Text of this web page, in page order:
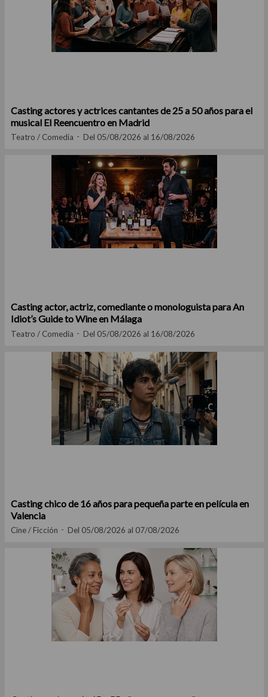
Casting actores y actrices cantantes de 25 a 50 años para el
musical El Reencuentro en Madrid
Teatro / Comedia Del 05/08/2026 al 16/08/2026
Casting actor, actriz, comediante o monologuista para An
Idiot’s Guide to Wine en Málaga
Teatro / Comedia Del 05/08/2026 al 16/08/2026
Casting chico de 16 años para pequeña parte en película en
Valencia
Cine / Ficción Del 05/08/2026 al 07/08/2026